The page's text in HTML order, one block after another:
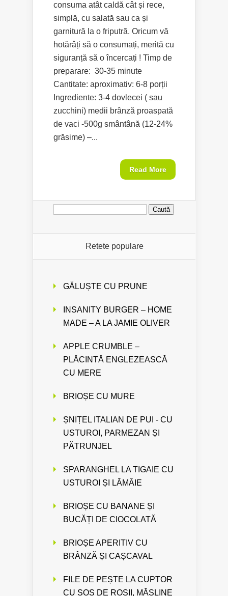
consuma atât caldă cât și rece,
simplă, cu salată sau ca și
garnitură la o friputră. Oricum vă
hotărâți să o consumați, merită cu
siguranță să o încercați ! Timp de
preparare: 30-35 minute
Cantitate: aproximativ: 6-8 porții
Ingrediente: 3-4 dovlecei ( sau
zucchini) medii brânză proaspată
de vaci -500g smântână (12-24%
grăsime) –...
Read More
Caută
Retete populare
GĂLUȘTE CU PRUNE
INSANITY BURGER – HOME
MADE – A LA JAMIE OLIVER
APPLE CRUMBLE –
PLĂCINTĂ ENGLEZEASCĂ
CU MERE
BRIOȘE CU MURE
ȘNIȚEL ITALIAN DE PUI - CU
USTUROI, PARMEZAN ȘI
PĂTRUNJEL
SPARANGHEL LA TIGAIE CU
USTUROI ȘI LĂMÂIE
BRIOȘE CU BANANE ȘI
BUCĂȚI DE CIOCOLATĂ
BRIOȘE APERITIV CU
BRÂNZĂ ȘI CAȘCAVAL
FILE DE PEȘTE LA CUPTOR
CU SOS DE ROȘII, MĂSLINE